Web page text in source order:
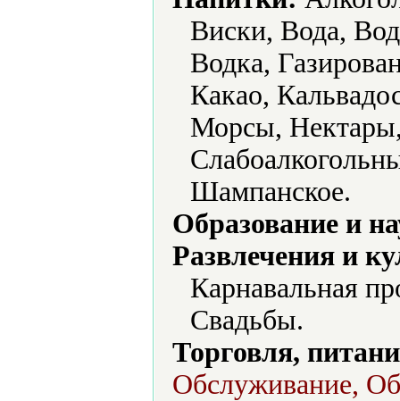
Виски, Вода,
Водка,
Какао,
Морсы,
Шампанское.
Образование и
Развлечения и
Карнавальная
Свадьбы.
Торговля,
Обслуживание,